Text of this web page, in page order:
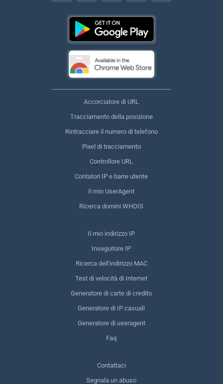
Accorciatore di URL
Tracciamento della posizione
Rintracciare il numero di telefono
Pixel di tracciamento
Controllore URL
Contatori IP e barre utente
Il mio UserAgent
Ricerca domini WHOIS
Il mio indirizzo IP
Inseguitore IP
Ricerca dell'indirizzo MAC
Test di velocità di Internet
Generatore di carte di credito
Generatore di IP casuali
Generatore di useragent
Faq
Contattaci
Segnala un abuso